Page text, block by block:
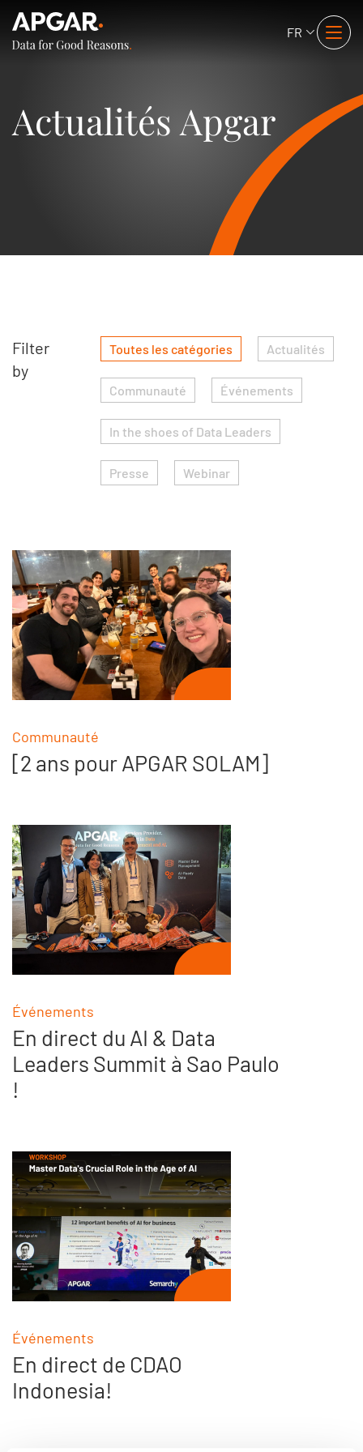
FR
Actualités Apgar
Filter
by
Toutes les catégories Actualités
Communauté Événements
In the shoes of Data Leaders
Presse Webinar
Communauté
[2 ans pour APGAR SOLAM]
Événements
En direct du AI & Data
Leaders Summit à Sao Paulo
!
Événements
En direct de CDAO
Indonesia!